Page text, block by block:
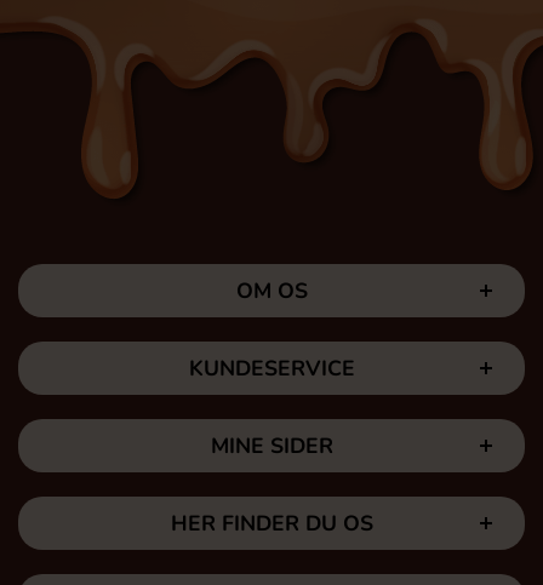
OM OS
KUNDESERVICE
MINE SIDER
HER FINDER DU OS